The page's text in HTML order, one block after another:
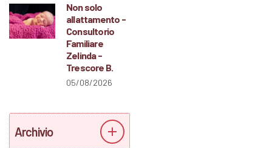
Non solo
allattamento -
Consultorio
Familiare
Zelinda -
Trescore B.
05/08/2026
Archivio